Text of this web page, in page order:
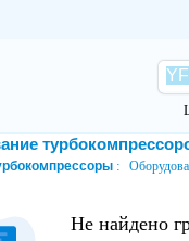
Не найдено